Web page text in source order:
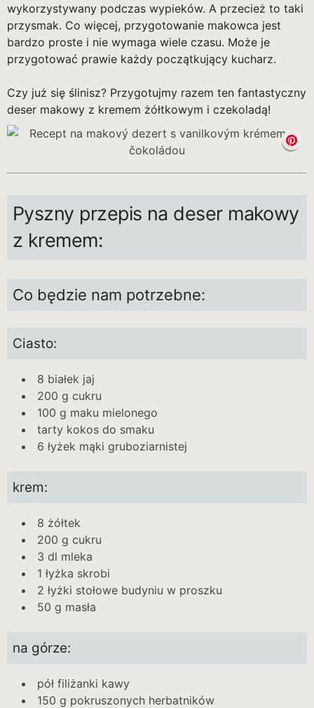
wykorzystywany podczas wypieków. A przecież to taki
przysmak. Co więcej, przygotowanie makowca jest
bardzo proste i nie wymaga wiele czasu. Może je
przygotować prawie każdy początkujący kucharz.
Czy już się ślinisz? Przygotujmy razem ten fantastyczny
deser makowy z kremem żółtkowym i czekoladą!
Pyszny przepis na deser makowy
z kremem:
Co będzie nam potrzebne:
Ciasto:
8 białek jaj
200 g cukru
100 g maku mielonego
tarty kokos do smaku
6 łyżek mąki gruboziarnistej
krem:
8 żółtek
200 g cukru
3 dl mleka
1 łyżka skrobi
2 łyżki stołowe budyniu w proszku
50 g masła
na górze:
pół filiżanki kawy
150 g pokruszonych herbatników